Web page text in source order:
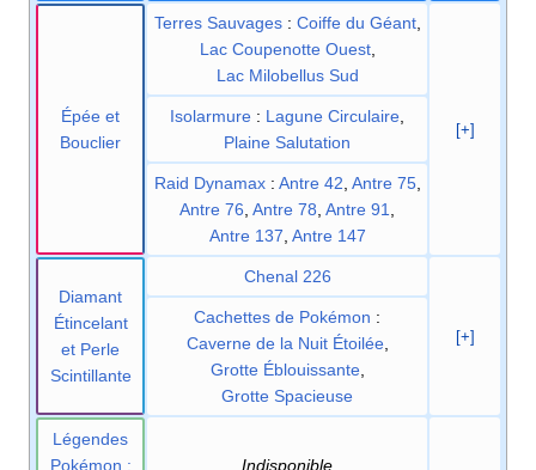
Épée et
Bouclier
Terres Sauvages : Coiffe du Géant,
Lac Coupenotte Ouest,
Lac Milobellus Sud
[+]
Isolarmure : Lagune Circulaire
Plaine Salutation
Raid Dynamax : Antre 42 Antre 75,
Antre 76 Antre 78 Antre 91
Antre 137 Antre 147
Diamant
Étincelant
et Perle
Scintillante
Chenal 226
[+]
Cachettes de Pokémon :
Caverne de la Nuit Étoilée,
Grotte Éblouissante,
Grotte Spacieuse
Légendes
Pokémon :
Indisponible